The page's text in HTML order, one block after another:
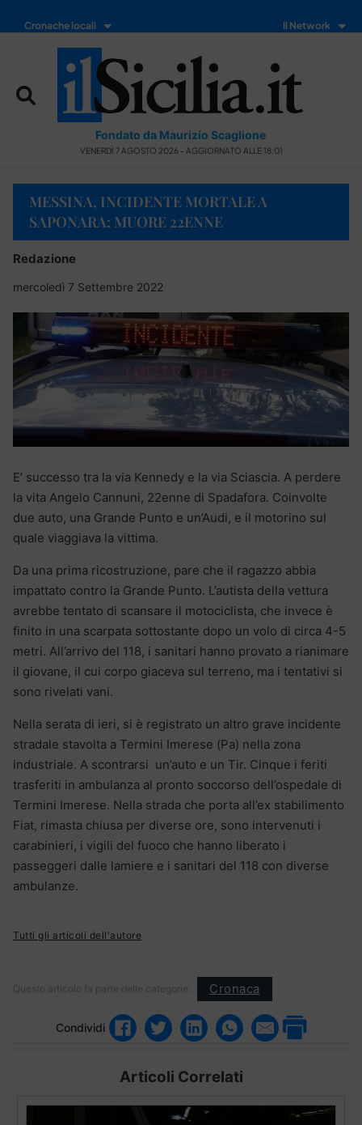
Cronache locali Il Network
Fondato da Maurizio Scaglione
VENERDÌ 7 AGOSTO 2026 - AGGIORNATO ALLE 18:01
MESSINA, INCIDENTE MORTALE A
SAPONARA: MUORE 22ENNE
Redazione
mercoledì 7 Settembre 2022
E’ successo tra la via Kennedy e la via Sciascia. A perdere
la vita Angelo Cannuni, 22enne di Spadafora. Coinvolte
due auto, una Grande Punto e un’Audi, e il motorino sul
quale viaggiava la vittima.
Da una prima ricostruzione, pare che il ragazzo abbia
impattato contro la Grande Punto. L’autista della vettura
avrebbe tentato di scansare il motociclista, che invece è
finito in una scarpata sottostante dopo un volo di circa 4-5
metri. All’arrivo del 118, i sanitari hanno provato a rianimare
il giovane, il cui corpo giaceva sul terreno, ma i tentativi si
sono rivelati vani.
Nella serata di ieri, si è registrato un altro grave incidente
stradale stavolta a Termini Imerese (Pa) nella zona
industriale. A scontrarsi un’auto e un Tir. Cinque i feriti
trasferiti in ambulanza al pronto soccorso dell’ospedale di
Termini Imerese. Nella strada che porta all’ex stabilimento
Fiat, rimasta chiusa per diverse ore, sono intervenuti i
carabinieri, i vigili del fuoco che hanno liberato i
passeggeri dalle lamiere e i sanitari del 118 con diverse
ambulanze.
Tutti gli articoli dell'autore
Questo articolo fa parte delle categorie: Cronaca
Condividi
Articoli Correlati